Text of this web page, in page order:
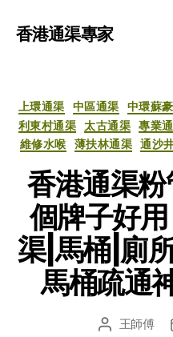
香港通渠專家
上環通渠 中區通渠 中環蘇
利東村通渠 太古通渠 專業
維修水喉
薄扶林通渠 通沙
香港通渠
個牌子好
渠|馬桶|廁
馬桶疏通
文 王師傅